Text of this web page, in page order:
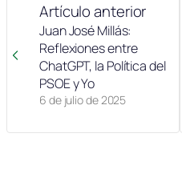
Artículo anterior
6 de julio de 2025
Juan José Millás:
Reflexiones entre
ChatGPT, la Política del
PSOE y Yo